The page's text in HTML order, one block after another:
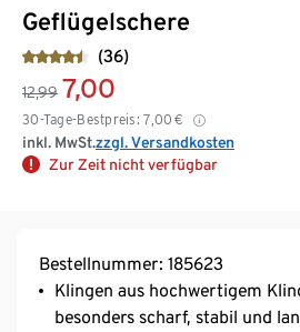
Geflügelschere
(36)
12,99 7,00
30-Tage-Bestpreis: 7,00 €
inkl. MwSt.zzgl. Versandkosten
Zur Zeit nicht verfügbar
Bestellnummer: 185623
Klingen aus hochwertigem
besonders scharf, stabil und